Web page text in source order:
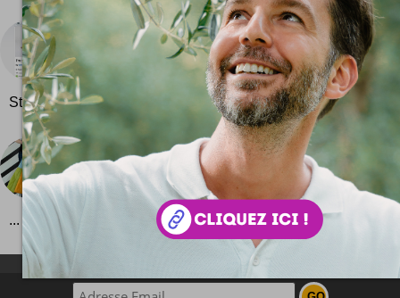
Flickr pour iPhone (App Store)
L'application Flickr pour iPhone est en ligne
aujourd'hui sur l'App Store ! A télécharger
Store sur http://itunes.apple.com/WebObjects/MZStore.woa/
Flip & Tumble
Le shopping bag que même les hommes
Flip & Tumble c'est un sac pour les courses qui se
... Une vidéo qui en cause : bref un sac...
NEWSLETTER FOR EVER !